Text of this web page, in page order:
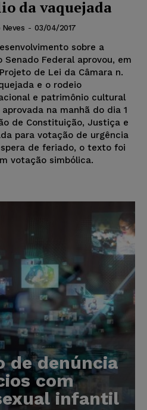
da vaquejada
Neves - 03/04/2017
sobre a
Federal aprovou, em
de Lei da Câmara n.
e o rodeio
e patrimônio cultural
na manhã do dia 1
de Constituição, Justiça e
para votação de urgência
de feriado, o texto foi
votação simbólica.
de denúncia
com
infantil